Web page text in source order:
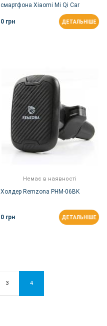
смартфона Xiaomi Mi Qi Car
0 грн
ДЕТАЛЬНІШЕ
Немає в наявності
Холдер Remzona PHM-06BK
0 грн ДЕТАЛЬНІШЕ
3 4